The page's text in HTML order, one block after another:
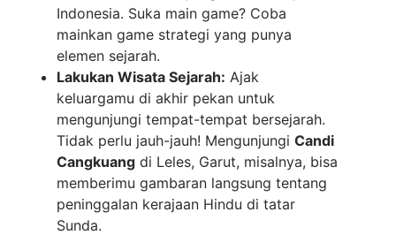
Indonesia. Suka main game? Coba
mainkan game strategi yang punya
elemen sejarah.
Lakukan Wisata Sejarah: Ajak
keluargamu di akhir pekan untuk
mengunjungi tempat-tempat bersejarah.
Tidak perlu jauh-jauh! Mengunjungi Candi
Cangkuang di Leles, Garut, misalnya, bisa
memberimu gambaran langsung tentang
peninggalan kerajaan Hindu di tatar
Sunda.